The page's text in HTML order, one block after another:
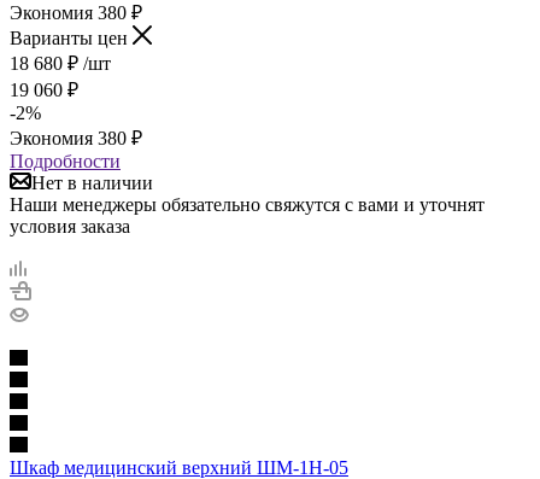
Экономия 380 ₽
Варианты цен
18 680 ₽ /шт
19 060 ₽
-2%
Экономия 380 ₽
Подробности
Нет в наличии
Наши менеджеры обязательно свяжутся с вами и уточнят
условия заказа
Шкаф медицинский верхний ШМ-1Н-05